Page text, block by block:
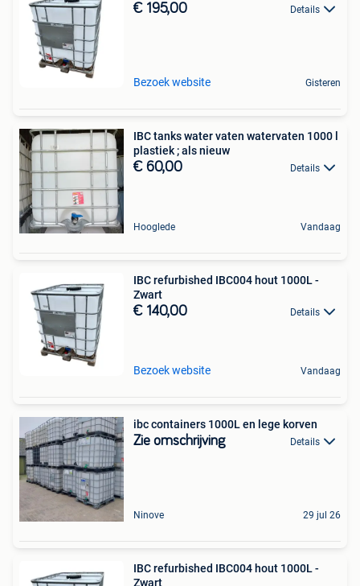
€ 195,00 Details
Bezoek website Gisteren
IBC tanks water vaten watervaten 1000 l
plastiek ; als nieuw
€ 60,00 Details
Hooglede Vandaag
IBC refurbished IBC004 hout 1000L -
Zwart
€ 140,00 Details
Bezoek website Vandaag
ibc containers 1000L en lege korven
Zie omschrijving Details
Ninove 29 jul 26
IBC refurbished IBC004 hout 1000L -
Zwart